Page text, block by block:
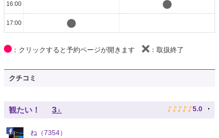
16:00
17:00
：クリックすると予約ページが開きます ：取扱終了
クチコミ
観たい！ 3人 ♪ ♪ ♪ ♪ ♪ 5.0
ね（7354）